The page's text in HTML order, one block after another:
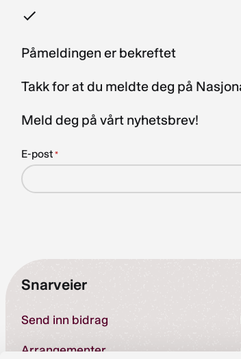
Påmeldingen er bekreftet
Takk for at du meldte deg på
Meld deg på vårt nyhetsbrev!
E-post *
Snarveier
Send inn bidrag
Arrangementer